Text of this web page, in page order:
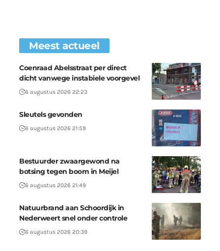
Meest actueel
Coenraad Abelsstraat per direct
dicht vanwege instabiele voorgevel
6 augustus 2026 22:23
Sleutels gevonden
6 augustus 2026 21:59
Bestuurder zwaargewond na
botsing tegen boom in Meijel
6 augustus 2026 21:49
Natuurbrand aan Schoordijk in
Nederweert snel onder controle
6 augustus 2026 20:39